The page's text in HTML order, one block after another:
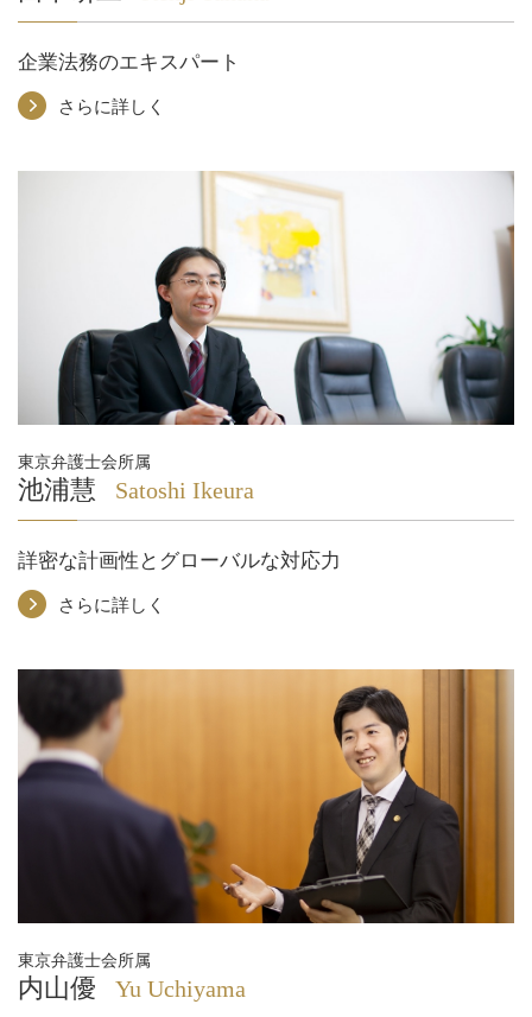
企業法務のエキスパート
さらに詳しく
東京弁護士会所属
池浦慧 Satoshi Ikeura
詳密な計画性とグローバルな対応力
さらに詳しく
東京弁護士会所属
内山優 Yu Uchiyama